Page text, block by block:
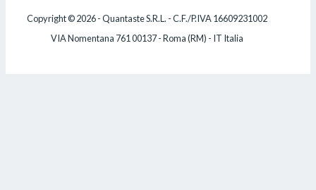
Copyright © 2026 - Quantaste S.R.L. - C.F./P.IVA 16609231002
VIA Nomentana 761 00137 - Roma (RM) - IT Italia